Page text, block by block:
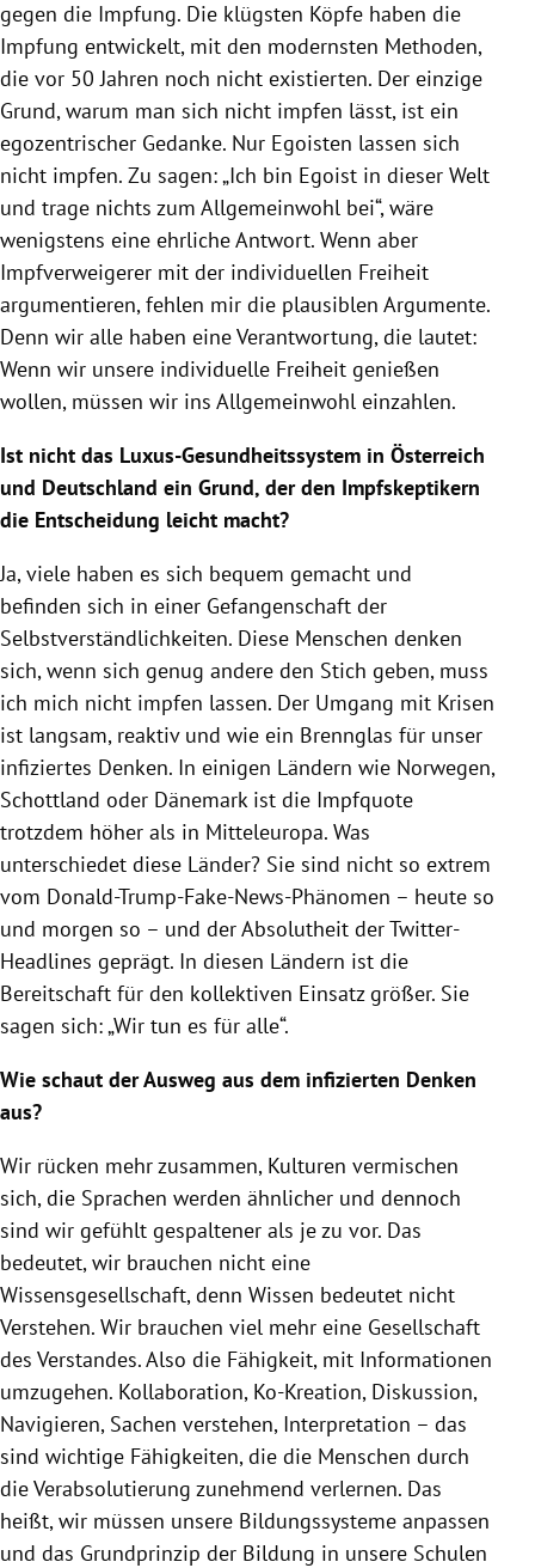
gegen die Impfung. Die klügsten Köpfe haben die
Impfung entwickelt, mit den modernsten Methoden,
die vor 50 Jahren noch nicht existierten. Der einzige
Grund, warum man sich nicht impfen lässt, ist ein
egozentrischer Gedanke. Nur Egoisten lassen sich
nicht impfen. Zu sagen: „Ich bin Egoist in dieser Welt
und trage nichts zum Allgemeinwohl bei“, wäre
wenigstens eine ehrliche Antwort. Wenn aber
Impfverweigerer mit der individuellen Freiheit
argumentieren, fehlen mir die plausiblen Argumente.
Denn wir alle haben eine Verantwortung, die lautet:
Wenn wir unsere individuelle Freiheit genießen
wollen, müssen wir ins Allgemeinwohl einzahlen.
Ist nicht das Luxus-Gesundheitssystem in Österreich
und Deutschland ein Grund, der den Impfskeptikern
die Entscheidung leicht macht?
Ja, viele haben es sich bequem gemacht und
befinden sich in einer Gefangenschaft der
Selbstverständlichkeiten. Diese Menschen denken
sich, wenn sich genug andere den Stich geben, muss
ich mich nicht impfen lassen. Der Umgang mit Krisen
ist langsam, reaktiv und wie ein Brennglas für unser
infiziertes Denken. In einigen Ländern wie Norwegen,
Schottland oder Dänemark ist die Impfquote
trotzdem höher als in Mitteleuropa. Was
unterschiedet diese Länder? Sie sind nicht so extrem
vom Donald-Trump-Fake-News-Phänomen – heute so
und morgen so – und der Absolutheit der Twitter-
Headlines geprägt. In diesen Ländern ist die
Bereitschaft für den kollektiven Einsatz größer. Sie
sagen sich: „Wir tun es für alle“.
Wie schaut der Ausweg aus dem infizierten Denken
aus?
Wir rücken mehr zusammen, Kulturen vermischen
sich, die Sprachen werden ähnlicher und dennoch
sind wir gefühlt gespaltener als je zu vor. Das
bedeutet, wir brauchen nicht eine
Wissensgesellschaft, denn Wissen bedeutet nicht
Verstehen. Wir brauchen viel mehr eine Gesellschaft
des Verstandes. Also die Fähigkeit, mit Informationen
umzugehen. Kollaboration, Ko-Kreation, Diskussion,
Navigieren, Sachen verstehen, Interpretation – das
sind wichtige Fähigkeiten, die die Menschen durch
die Verabsolutierung zunehmend verlernen. Das
heißt, wir müssen unsere Bildungssysteme anpassen
und das Grundprinzip der Bildung in unsere Schulen